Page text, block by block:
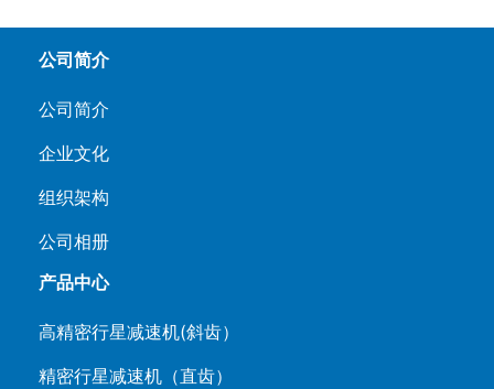
公司简介
公司简介
企业文化
组织架构
公司相册
产品中心
高精密行星减速机(斜齿）
精密行星减速机（直齿）